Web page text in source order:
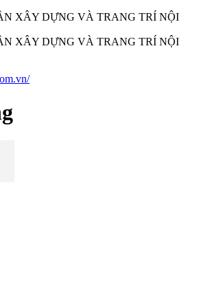
XÂY DỰNG VÀ TRANG TRÍ NỘI
XÂY DỰNG VÀ TRANG TRÍ NỘI